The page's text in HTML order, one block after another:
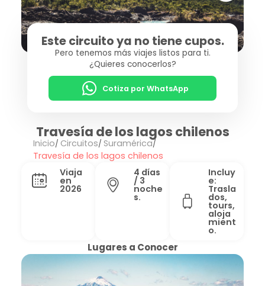
Este circuito ya no tiene cupos.
Pero tenemos más viajes listos para ti.
¿Quieres conocerlos?
Cotiza por WhatsApp
Travesía de los lagos chilenos
Inicio Circuitos Suramérica
Travesía de los lagos chilenos
Viaja
en
2026
4 días
/ 3
noche
s.
Incluy
e:
Trasla
dos,
tours,
aloja
mient
o.
Lugares a Conocer